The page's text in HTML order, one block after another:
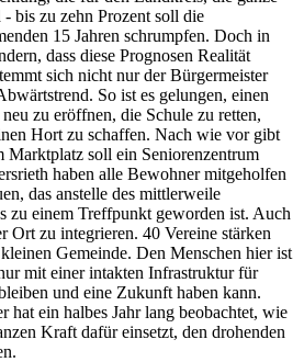
bis zu zehn Prozent soll die
15 Jahren schrumpfen. Doch in
dass diese Prognosen Realität
sich nicht nur der Bürgermeister
So ist es gelungen, einen
zu eröffnen, die Schule zu retten,
Hort zu schaffen. Nach wie vor gibt
Marktplatz soll ein Seniorenzentrum
haben alle Bewohner mitgeholfen
das anstelle des mittlerweile
zu einem Treffpunkt geworden ist. Auch
Ort zu integrieren. 40 Vereine stärken
Gemeinde. Den Menschen hier ist
mit einer intakten Infrastruktur für
und eine Zukunft haben kann.
hat ein halbes Jahr lang beobachtet, wie
Kraft dafür einsetzt, den drohenden